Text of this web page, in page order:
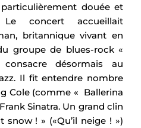
douée et
Le concert accueillait
britannique vivant en
groupe de blues-rock «
désormais au
Il fit entendre nombre
Cole (comme « Ballerina
Sinatra. Un grand clin
! » («Qu’il neige ! »)